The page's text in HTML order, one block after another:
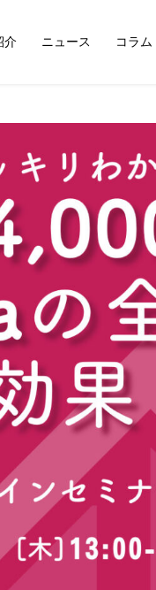
介 ニュース コラム